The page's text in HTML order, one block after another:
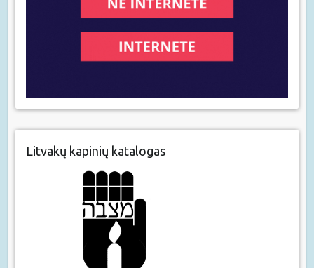
Litvakų kapinių katalogas